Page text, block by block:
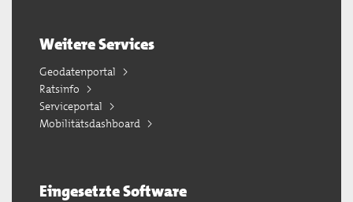
Weitere Services
Geodatenportal
Ratsinfo
Serviceportal
Mobilitätsdashboard
Eingesetzte Software